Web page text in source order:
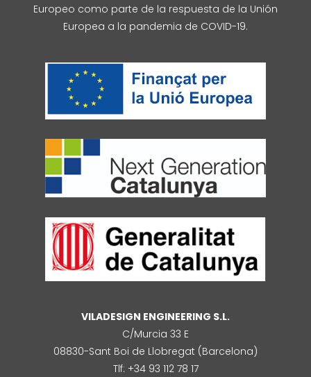
Europeo como parte de la respuesta de la Unión
Europea a la pandemia de COVID-19.
VILADESIGN ENGINEERING S.L.
C/Murcia 33 E
08830-Sant Boi de Llobregat (Barcelona)
Tlf: +34 93 112 78 17